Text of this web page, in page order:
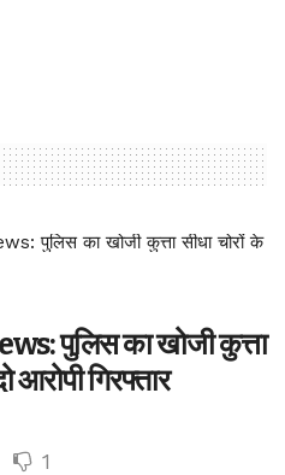
का खोजी कुत्ता सीधा चोरों के घर
पुलिस का खोजी कुत्ता
आरोपी गिरफ्तार
1